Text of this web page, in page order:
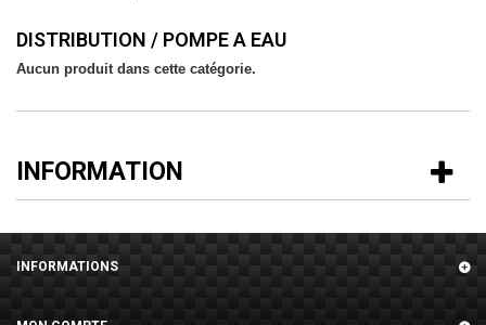
DISTRIBUTION / POMPE A EAU
Aucun produit dans cette catégorie.
INFORMATION
INFORMATIONS